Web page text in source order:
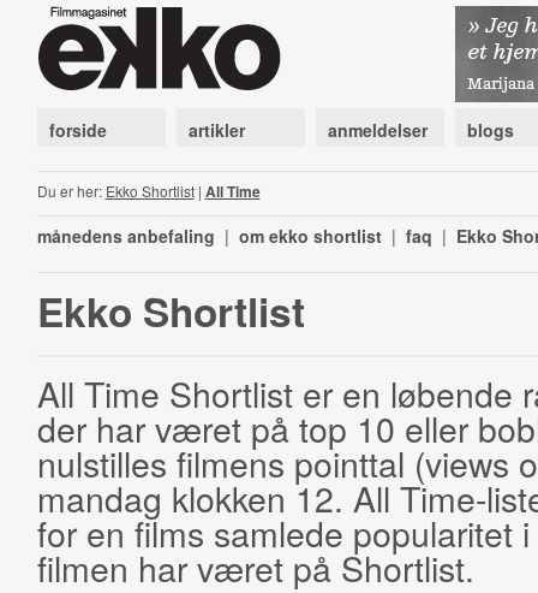
forside artikler anmeldelser blogs
Du er her: Ekko Shortlist| All Time
månedens anbefaling | om ekko shortlist | faq | Ekko
Ekko Shortlist
All Time Shortlist er en løbende
der har været på top 10 eller
nulstilles filmens pointtal (views
mandag klokken 12. All Time-
for en films samlede popularitet
filmen har været på Shortlist.